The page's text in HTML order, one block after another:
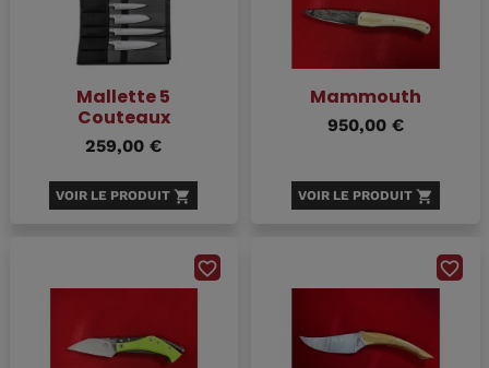
Mallette 5
Couteaux
259,00 €
VOIR LE PRODUIT shopping_cart
Mammouth
950,00 €
VOIR LE PRODUIT shopping_cart
favorite_border favorite_border